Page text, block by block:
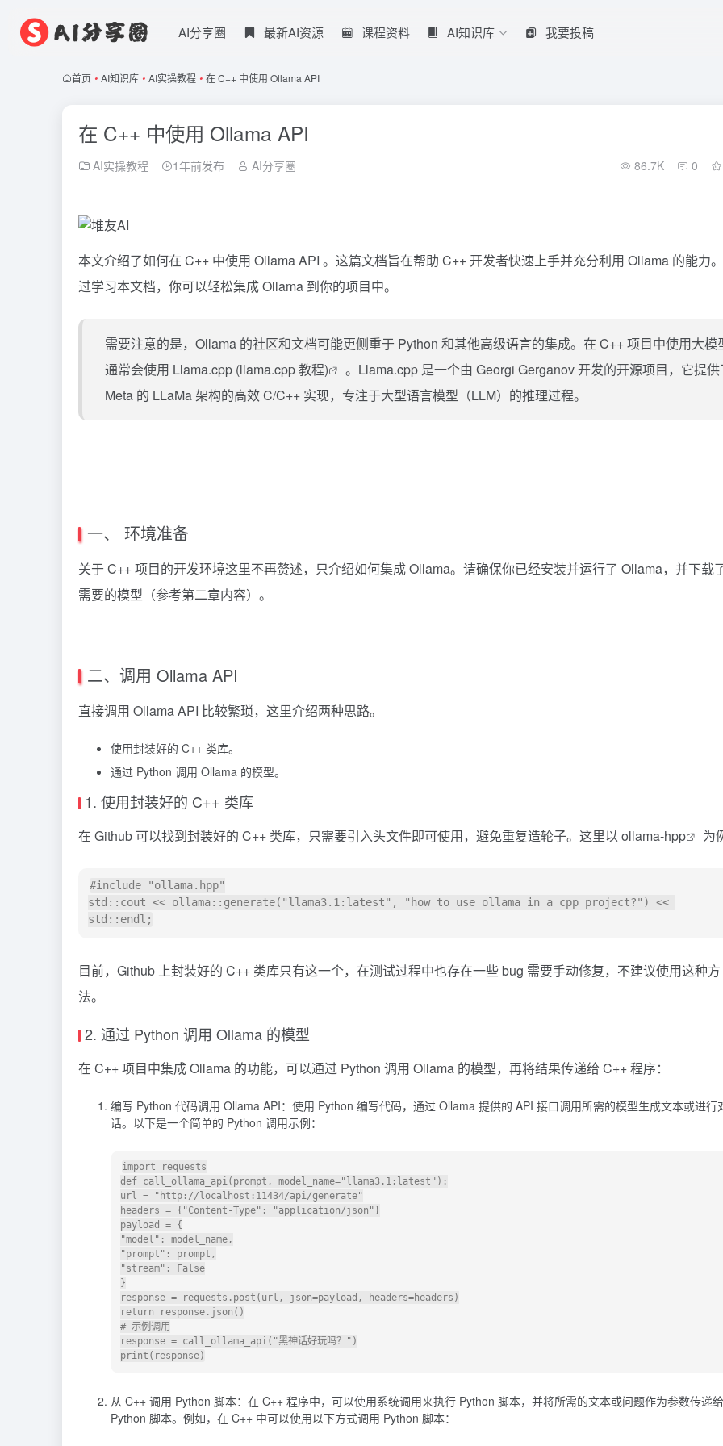
AI分享圈 最新AI资源 课程资料 AI知识库 我要投稿
首页 • AI知识库 • AI实操教程 • 在 C++ 中使用 Ollama API
在 C++ 中使用 Ollama API
AI实操教程 1年前发布 AI分享圈 86.7K 0
本文介绍了如何在 C++ 中使用 OllamaAPI 。这篇文档旨在帮助 C++ 开发者快速上手并充分利用 Ollama 的能力
过学习本文档，你可以轻松集成 Ollama 到你的项目中。
需要注意的是，Ollama 的社区和文档可能更侧重于 Python 和其他高级语言的集成。在 C++ 项目中使用大模
通常会使用 Llama.cpp (llama.cpp 教程)
。Llama.cpp 是一个由 Georgi Gerganov 开发的开源项目，它提
Meta 的 LLaMa 架构的高效 C/C++ 实现，专注于大型语言模型（LLM）的推理过程。
一、 环境准备
关于 C++ 项目的开发环境这里不再赘述，只介绍如何集成 Ollama。请确保你已经安装并运行了 Ollama，并下载
需要的模型（参考第二章内容）。
二、调用 Ollama API
直接调用 Ollama API 比较繁琐，这里介绍两种思路。
使用封装好的 C++ 类库。
通过 Python 调用 Ollama 的模型。
1. 使用封装好的 C++ 类库
在 Github 可以找到封装好的 C++ 类库，只需要引入头文件即可使用，避免重复造轮子。这里以 ollama-hpp 为
#include "ollama.hpp"
std::cout << ollama::generate("llama3.1:latest", "how to use ollama in a cpp project?") <<
目前，Github 上封装好的 C++ 类库只有这一个，在测试过程中也存在一些 bug 需要手动修复，不建议使用这种方
法。
2. 通过 Python 调用 Ollama 的模型
在 C++ 项目中集成 Ollama 的功能，可以通过 Python 调用 Ollama 的模型，再将结果传递给 C++ 程序：
编写 Python 代码调用 Ollama API：使用 Python 编写代码，通过 Ollama 提供的 API 接口调用所需的模型生成文本或进行
话。以下是一个简单的 Python 调用示例：
import requests
def call_ollama_api(prompt, model_name="llama3.1:latest"):
url = "http://localhost:11434/api/generate"
headers = {"Content-Type": "application/json"}
payload = {
"model": model_name,
"prompt": prompt,
"stream": False
}
response = requests.post(url, json=payload, headers=headers)
return response.json()
# 示例调用
response = call_ollama_api("黑神话好玩吗？")
从 C++ 调用 Python 脚本：在 C++ 程序中，可以使用系统调用来执行 Python 脚本，并将所需的文本或问题作为参数传递给
Python 脚本。例如，在 C++ 中可以使用以下方式调用 Python 脚本：